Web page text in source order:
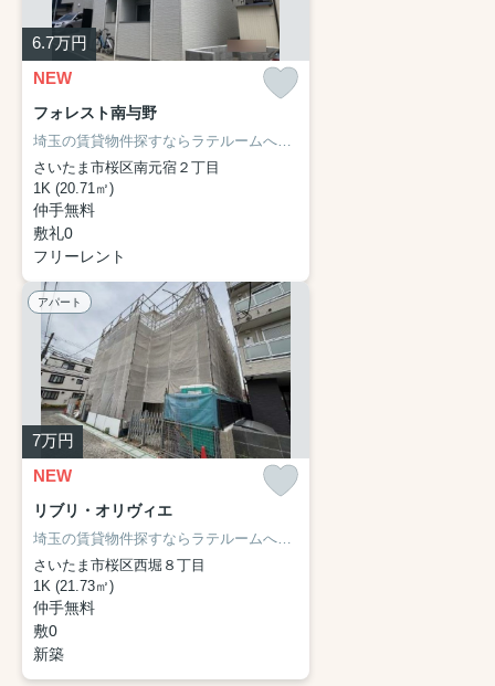
6.7万円
NEW
フォレスト南与野
埼玉の賃貸物件探すならラテルームへ♪ネット非掲載物件・他社様の
さいたま市桜区南元宿２丁目
1K (20.71㎡)
仲手無料
敷礼0
フリーレント
アパート
7万円
NEW
リブリ・オリヴィエ
埼玉の賃貸物件探すならラテルームへ♪ネット非掲載物件・他社様の
さいたま市桜区西堀８丁目
1K (21.73㎡)
仲手無料
敷0
新築